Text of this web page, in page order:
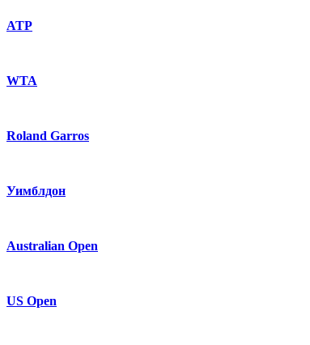
ATP
WTA
Roland Garros
Уимблдон
Australian Open
US Open